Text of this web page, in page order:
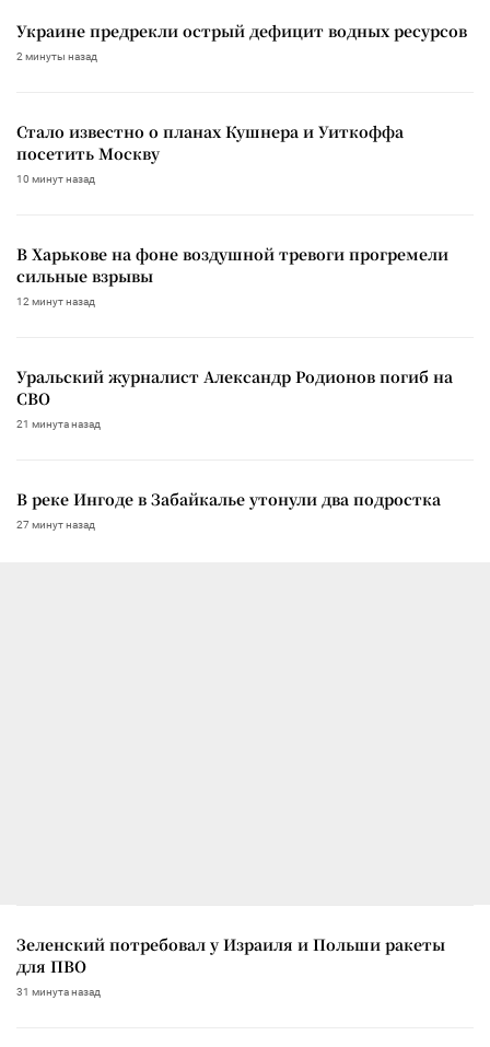
Украине предрекли острый дефицит водных ресурсов
2 минуты назад
Стало известно о планах Кушнера и Уиткоффа
посетить Москву
10 минут назад
В Харькове на фоне воздушной тревоги прогремели
сильные взрывы
12 минут назад
Уральский журналист Александр Родионов погиб на
СВО
21 минута назад
В реке Ингоде в Забайкалье утонули два подростка
27 минут назад
Зеленский потребовал у Израиля и Польши ракеты
для ПВО
31 минута назад